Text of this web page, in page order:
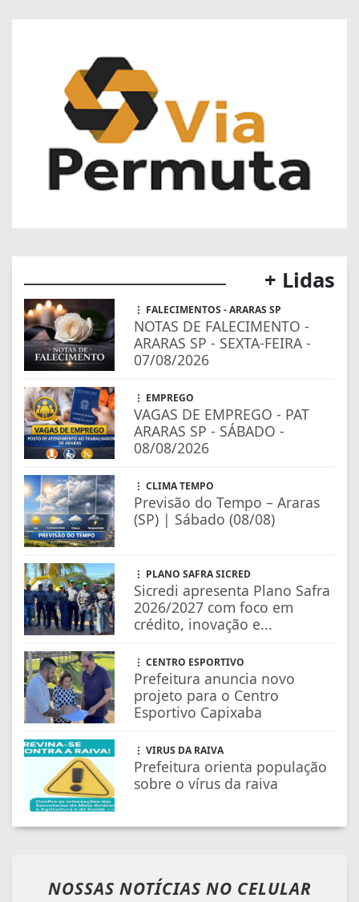
+ Lidas
FALECIMENTOS - ARARAS SP
NOTAS DE FALECIMENTO -
ARARAS SP - SEXTA-FEIRA -
07/08/2026
EMPREGO
VAGAS DE EMPREGO - PAT
ARARAS SP - SÁBADO -
08/08/2026
CLIMA TEMPO
Previsão do Tempo – Araras
(SP) | Sábado (08/08)
PLANO SAFRA SICRED
Sicredi apresenta Plano Safra
2026/2027 com foco em
crédito, inovação e...
CENTRO ESPORTIVO
Prefeitura anuncia novo
projeto para o Centro
Esportivo Capixaba
VIRUS DA RAIVA
Prefeitura orienta população
sobre o vírus da raiva
NOSSAS NOTÍCIAS NO CELULAR